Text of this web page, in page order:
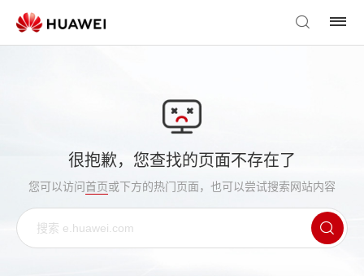
很抱歉，您查找的页面不存在了
您可以访问首页或下方的热门页面，也可以尝试搜索网站内容